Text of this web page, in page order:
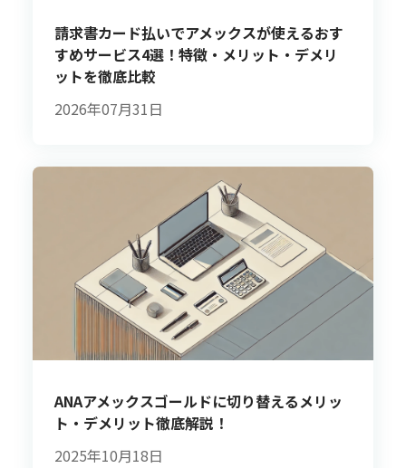
請求書カード払いでアメックスが使えるおす
すめサービス4選！特徴・メリット・デメリ
ットを徹底比較
2026年07月31日
ANAアメックスゴールドに切り替えるメリッ
ト・デメリット徹底解説！
2025年10月18日